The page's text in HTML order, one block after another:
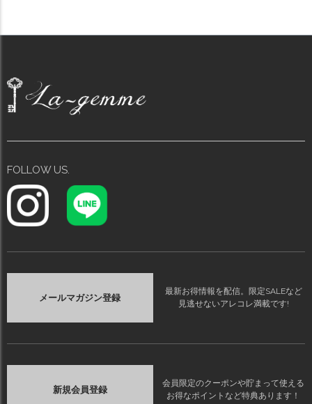
FOLLOW US.
メールマガジン登録
最新お得情報を配信。限定SALEなど
見逃せないアレコレ満載です!
新規会員登録
会員限定のクーポンや貯まって使える
お得なポイントなど特典あります！